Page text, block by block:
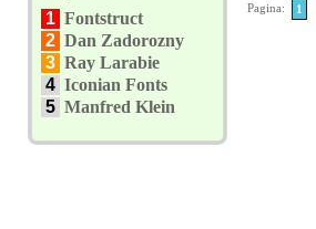
1 Fontstruct
2 Dan Zadorozny
3 Ray Larabie
4 Iconian Fonts
5 Manfred Klein
Pagina: 1